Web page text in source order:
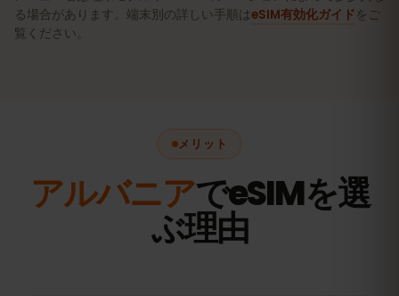
る場合があります。端末別の詳しい手順はeSIM有効化ガイドをご
覧ください。
メリット
アルバニアでeSIMを選
ぶ理由